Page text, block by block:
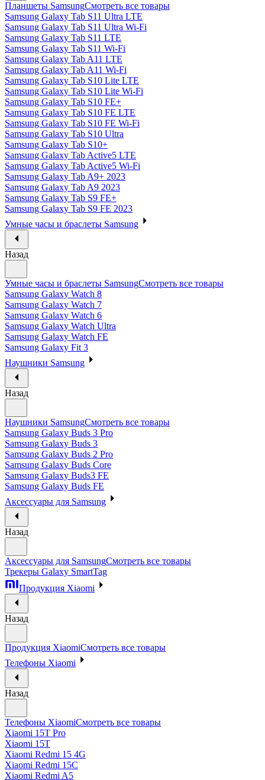
Планшеты SamsungСмотреть все товары
Samsung Galaxy Tab S11 Ultra LTE
Samsung Galaxy Tab S11 Ultra Wi-Fi
Samsung Galaxy Tab S11 LTE
Samsung Galaxy Tab S11 Wi-Fi
Samsung Galaxy Tab A11 LTE
Samsung Galaxy Tab A11 Wi-Fi
Samsung Galaxy Tab S10 Lite LTE
Samsung Galaxy Tab S10 Lite Wi-Fi
Samsung Galaxy Tab S10 FE+
Samsung Galaxy Tab S10 FE LTE
Samsung Galaxy Tab S10 FE Wi-Fi
Samsung Galaxy Tab S10 Ultra
Samsung Galaxy Tab S10+
Samsung Galaxy Tab Active5 LTE
Samsung Galaxy Tab Active5 Wi-Fi
Samsung Galaxy Tab A9+ 2023
Samsung Galaxy Tab A9 2023
Samsung Galaxy Tab S9 FE+
Samsung Galaxy Tab S9 FE 2023
Умные часы и браслеты Samsung
Назад
Умные часы и браслеты SamsungСмотреть все товары
Samsung Galaxy Watch 8
Samsung Galaxy Watch 7
Samsung Galaxy Watch 6
Samsung Galaxy Watch Ultra
Samsung Galaxy Watch FE
Samsung Galaxy Fit 3
Наушники Samsung
Назад
Наушники SamsungСмотреть все товары
Samsung Galaxy Buds 3 Pro
Samsung Galaxy Buds 3
Samsung Galaxy Buds 2 Pro
Samsung Galaxy Buds Core
Samsung Galaxy Buds3 FE
Samsung Galaxy Buds FE
Аксессуары для Samsung
Назад
Аксессуары для SamsungСмотреть все товары
Трекеры Galaxy SmartTag
Продукция Xiaomi
Назад
Продукция XiaomiСмотреть все товары
Телефоны Xiaomi
Назад
Телефоны XiaomiСмотреть все товары
Xiaomi 15T Pro
Xiaomi 15T
Xiaomi Redmi 15 4G
Xiaomi Redmi 15C
Xiaomi Redmi A5